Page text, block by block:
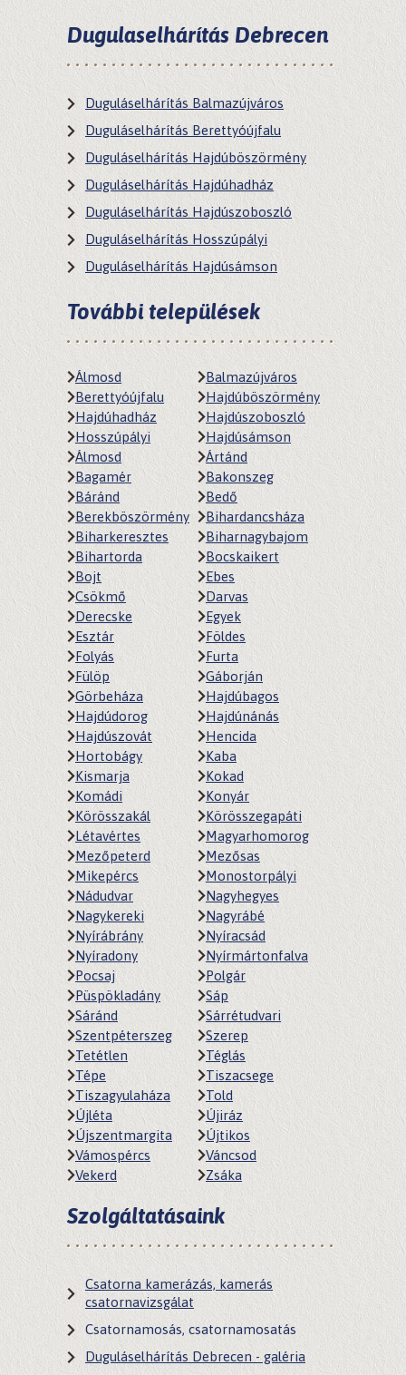
Dugulaselhárítás Debrecen
Duguláselhárítás Balmazújváros
Duguláselhárítás Berettyóújfalu
Duguláselhárítás Hajdúböszörmény
Duguláselhárítás Hajdúhadház
Duguláselhárítás Hajdúszoboszló
Duguláselhárítás Hosszúpályi
Duguláselhárítás Hajdúsámson
További települések
Álmosd
Balmazújváros
Berettyóújfalu
Hajdúböszörmény
Hajdúhadház
Hajdúszoboszló
Hosszúpályi
Hajdúsámson
Álmosd
Ártánd
Bagamér
Bakonszeg
Báránd
Bedő
Berekböszörmény
Bihardancsháza
Biharkeresztes
Biharnagybajom
Bihartorda
Bocskaikert
Bojt
Ebes
Csökmő
Darvas
Derecske
Egyek
Esztár
Földes
Folyás
Furta
Fülöp
Gáborján
Görbeháza
Hajdúbagos
Hajdúdorog
Hajdúnánás
Hajdúszovát
Hencida
Hortobágy
Kaba
Kismarja
Kokad
Komádi
Konyár
Körösszakál
Körösszegapáti
Létavértes
Magyarhomorog
Mezőpeterd
Mezősas
Mikepércs
Monostorpályi
Nádudvar
Nagyhegyes
Nagykereki
Nagyrábé
Nyírábrány
Nyíracsád
Nyíradony
Nyírmártonfalva
Pocsaj
Polgár
Püspökladány
Sáp
Sáránd
Sárrétudvari
Szentpéterszeg
Szerep
Tetétlen
Téglás
Tépe
Tiszacsege
Tiszagyulaháza
Told
Újléta
Újiráz
Újszentmargita
Újtikos
Vámospércs
Váncsod
Vekerd
Zsáka
Szolgáltatásaink
Csatorna kamerázás, kamerás
csatornavizsgálat
Csatornamosás, csatornamosatás
Duguláselhárítás Debrecen - galéria